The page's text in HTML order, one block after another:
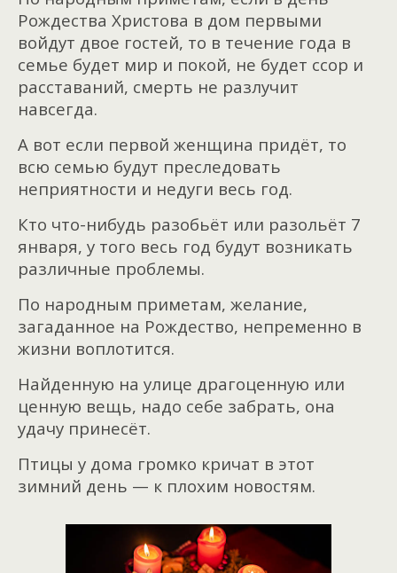
Рождества Христова в дом первыми
войдут двое гостей, то в течение года в
семье будет мир и покой, не будет ссор и
расставаний, смерть не разлучит
навсегда.
А вот если первой женщина придёт, то
всю семью будут преследовать
неприятности и недуги весь год.
Кто что-нибудь разобьёт или разольёт 7
января, у того весь год будут возникать
различные проблемы.
По народным приметам, желание,
загаданное на Рождество, непременно в
жизни воплотится.
Найденную на улице драгоценную или
ценную вещь, надо себе забрать, она
удачу принесёт.
Птицы у дома громко кричат в этот
зимний день — к плохим новостям.